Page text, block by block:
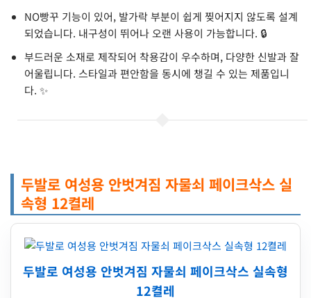
NO빵꾸 기능이 있어, 발가락 부분이 쉽게 찢어지지 않도록 설계
되었습니다. 내구성이 뛰어나 오랜 사용이 가능합니다. 🔒
부드러운 소재로 제작되어 착용감이 우수하며, 다양한 신발과 잘
어울립니다. 스타일과 편안함을 동시에 챙길 수 있는 제품입니
다. ✨
두발로 여성용 안벗겨짐 자물쇠 페이크삭스 실
속형 12켤레
두발로 여성용 안벗겨짐 자물쇠 페이크삭스 실속형
12켤레